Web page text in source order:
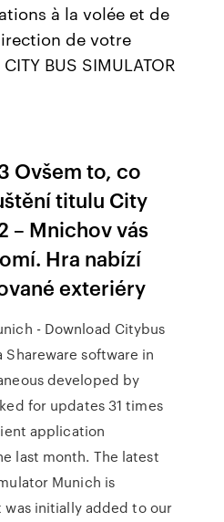
à la volée et de
de votre
BUS SIMULATOR
Ovšem to, co
titulu City
– Mnichov vás
Hra nabízí
exteriéry
- Download Citybus
software in
developed by
for updates 31 times
application
last month. The latest
Munich is
initially added to our